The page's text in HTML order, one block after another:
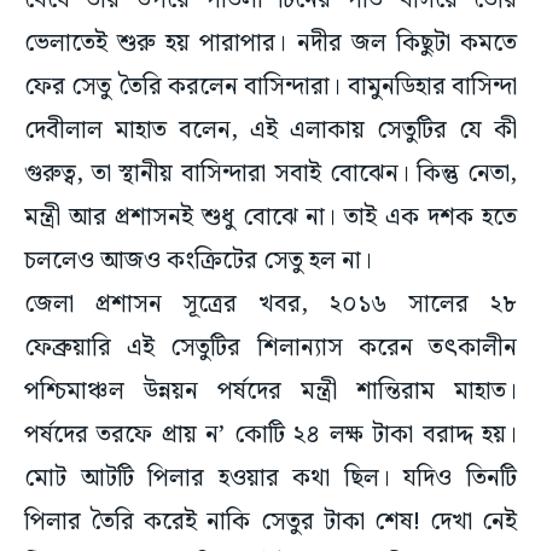
ভেলাতেই শুরু হয় পারাপার। নদীর জল কিছুটা কমতে
ফের সেতু তৈরি করলেন বাসিন্দারা। বামুনডিহার বাসিন্দা
দেবীলাল মাহাত বলেন, এই এলাকায় সেতুটির যে কী
গুরুত্ব, তা স্থানীয় বাসিন্দারা সবাই বোঝেন। কিন্তু নেতা,
মন্ত্রী আর প্রশাসনই শুধু বোঝে না। তাই এক দশক হতে
চললেও আজও কংক্রিটের সেতু হল না।
জেলা প্রশাসন সূত্রের খবর, ২০১৬ সালের ২৮
ফেব্রুয়ারি এই সেতুটির শিলান্যাস করেন তৎকালীন
পশ্চিমাঞ্চল উন্নয়ন পর্ষদের মন্ত্রী শান্তিরাম মাহাত।
পর্ষদের তরফে প্রায় ন’ কোটি ২৪ লক্ষ টাকা বরাদ্দ হয়।
মোট আটটি পিলার হওয়ার কথা ছিল। যদিও তিনটি
পিলার তৈরি করেই নাকি সেতুর টাকা শেষ! দেখা নেই